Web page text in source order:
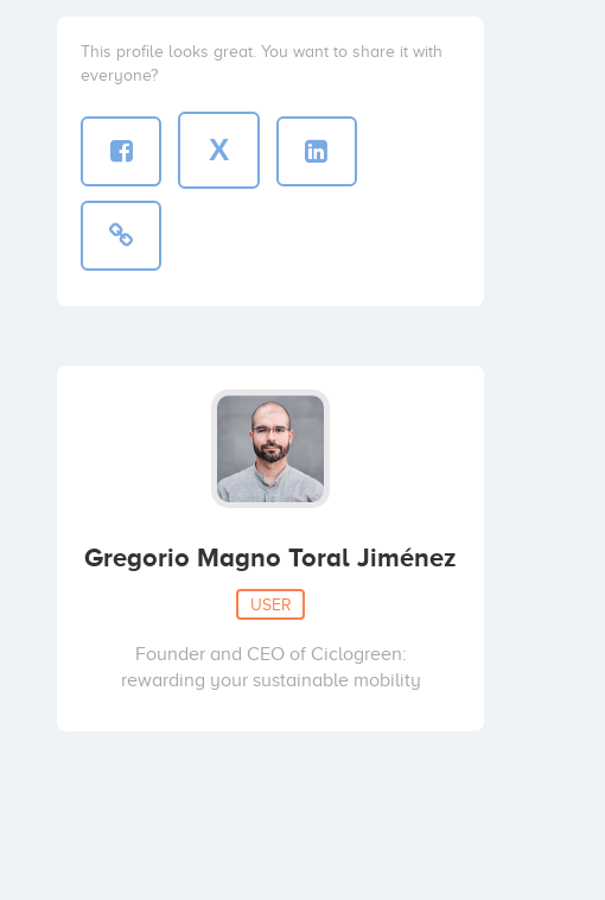
This profile looks great. You want to share it with
everyone?
X
Gregorio Magno Toral Jiménez
USER
Founder and CEO of Ciclogreen:
rewarding your sustainable mobility